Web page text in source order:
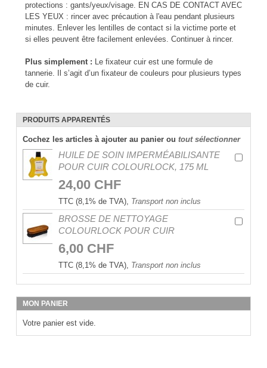
protections : gants/yeux/visage. EN CAS DE CONTACT AVEC
LES YEUX : rincer avec précaution à l'eau pendant plusieurs
minutes. Enlever les lentilles de contact si la victime porte et
si elles peuvent être facilement enlevées. Continuer à rincer.
Plus simplement : Le fixateur cuir est une formule de
tannerie. Il s’agit d’un fixateur de couleurs pour plusieurs types
de cuir.
PRODUITS APPARENTÉS
Cochez les articles à ajouter au panier ou tout sélectionner
HUILE DE SOIN IMPERMÉABILISANTE
POUR CUIR COLOURLOCK, 175 ML
24,00 CHF
TTC (8,1% de TVA), Transport non inclus
BROSSE DE NETTOYAGE
COLOURLOCK POUR CUIR
6,00 CHF
TTC (8,1% de TVA), Transport non inclus
MON PANIER
Votre panier est vide.